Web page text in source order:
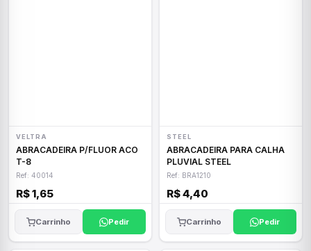
VELTRA
ABRACADEIRA P/FLUOR ACO
T-8
Ref: 40014
R$ 1,65
Carrinho Pedir
STEEL
ABRACADEIRA PARA CALHA
PLUVIAL STEEL
Ref: BRA1210
R$ 4,40
Carrinho Pedir